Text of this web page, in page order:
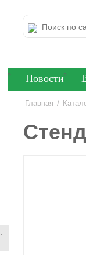
Новости
Главная /